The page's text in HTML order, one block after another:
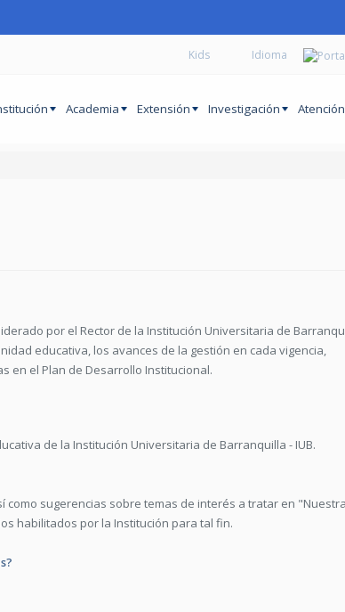
Kids
Academia Extensión Investigación
por el Rector de la Institución Universitaria de
educativa, los avances de la gestión en cada vigencia,
en el Plan de Desarrollo Institucional.
de la Institución Universitaria de Barranquilla - IUB.
como sugerencias sobre temas de interés a tratar en "Nuestra
habilitados por la Institución para tal fin.